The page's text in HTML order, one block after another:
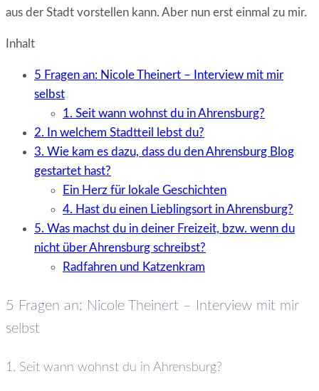
aus der Stadt vorstellen kann. Aber nun erst einmal zu mir.
Inhalt
5 Fragen an: Nicole Theinert – Interview mit mir
selbst
1. Seit wann wohnst du in Ahrensburg?
2. In welchem Stadtteil lebst du?
3. Wie kam es dazu, dass du den Ahrensburg Blog
gestartet hast?
Ein Herz für lokale Geschichten
4. Hast du einen Lieblingsort in Ahrensburg?
5. Was machst du in deiner Freizeit, bzw. wenn du
nicht über Ahrensburg schreibst?
Radfahren und Katzenkram
5 Fragen an: Nicole Theinert – Interview mit mir
selbst
1. Seit wann wohnst du in Ahrensburg?